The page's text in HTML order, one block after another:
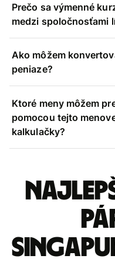
Prečo sa výmenné
medzi spoločnosťami
Ako môžem
peniaze?
Ktoré meny môžem
pomocou tejto
kalkulačky?